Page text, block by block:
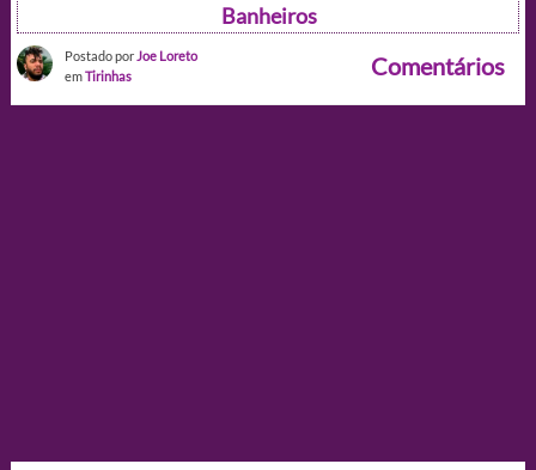
Banheiros
Postado por Joe Loreto
emTirinhas Comentários